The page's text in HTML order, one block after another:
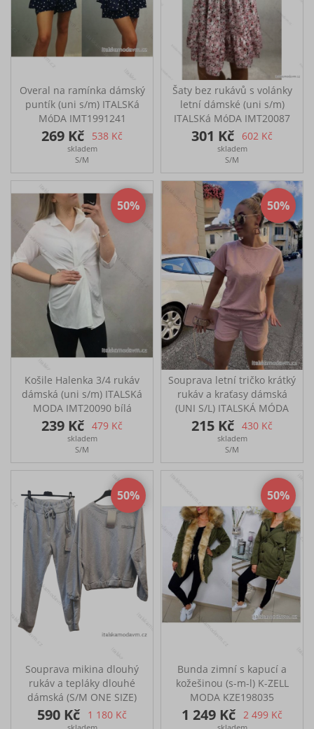
Overal na ramínka dámský
puntík (uni s/m) ITALSKá
MóDA IMT1991241
MODELKA DANA
konfekční velikost, vršek
XS/S, džíny vel. 34 (XS),
výška: 171 cm, míry: prsa
83, pas 67, šířka ramenou
94, boky 86.
269 Kč 538 Kč
skladem
S/M
Šaty bez rukávů s volánky
letní dámské (uni s/m)
ITALSKá MóDA IMT20087
MODELKA Monča
konfekční velikost, vršek
XS/S, džíny vel. 34 (XS),
výška: 171 cm, míry: prsa
83, pas 67, šířka ramenou
94, boky 86.
301 Kč 602 Kč
skladem
S/M
50
Košile Halenka 3/4 rukáv
dámská (uni s/m) ITALSKá
MODA IMT20090 bílá
MODELKA KAČKA
konfekční velikost: vršek
S, džíny vel. 36 (S), výška:
166 cm, míry: prsa 96,
pas 72, boky 95.
239 Kč 479 Kč
skladem
S/M
50
Souprava letní tričko krátký
rukáv a kraťasy dámská
(UNI S/L) ITALSKÁ MÓDA
IM420578
215 Kč 430 Kč
skladem
S/M
50
Souprava mikina dlouhý
rukáv a tepláky dlouhé
dámská (S/M ONE SIZE)
ITALSKÁ MÓDA IMM21173
mikina- prsa-124cm,
590 Kč 1 180 Kč
50
Bunda zimní s kapucí a
kožešinou (s-m-l) K-ZELL
MODA KZE198035
1 249 Kč 2 499 Kč